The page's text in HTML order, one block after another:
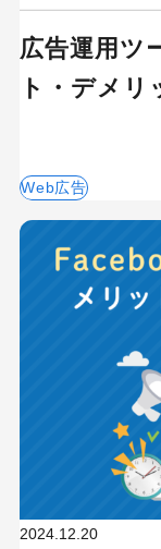
広告運用ツ
ト・デメ
Web広告
2024.12.20